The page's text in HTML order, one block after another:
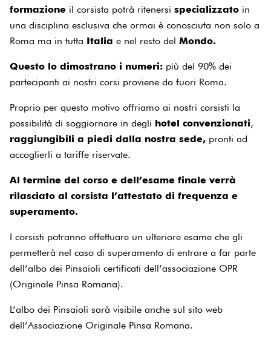
formazione il corsista potrà ritenersi specializzato in
una disciplina esclusiva che ormai è conosciuta non solo a
Roma ma in tutta Italia e nel resto del Mondo.
Questo lo dimostrano i numeri: più del 90% dei
partecipanti ai nostri corsi proviene da fuori Roma.
Proprio per questo motivo offriamo ai nostri corsisti la
possibilità di soggiornare in degli hotel convenzionati,
raggiungibili a piedi dalla nostra sede, pronti ad
accoglierli a tariffe riservate.
Al termine del corso e dell’esame finale verrà
rilasciato al corsista l’attestato di frequenza e
superamento.
I corsisti potranno effettuare un ulteriore esame che gli
permetterà nel caso di superamento di entrare a far parte
dell’albo dei Pinsaioli certificati dell’associazione OPR
(Originale Pinsa Romana).
L’albo dei Pinsaioli sarà visibile anche sul sito web
dell’Associazione Originale Pinsa Romana.